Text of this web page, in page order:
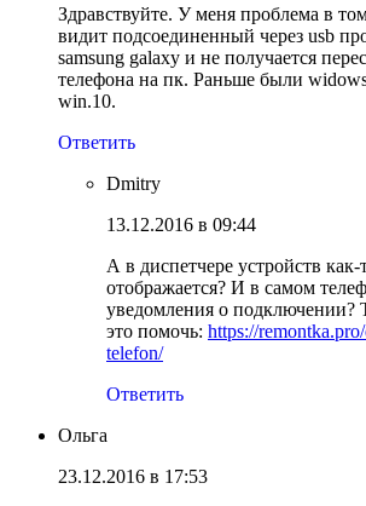
Здравствуйте. У меня проблема в
видит подсоединенный через usb
samsung galaxy и не получается
телефона на пк. Раньше были
win.10.
Ответить
Dmitry
13.12.2016 в 09:44
А в диспетчере устройств как-
отображается? И в самом
уведомления о подключении?
это помочь: https://
telefon/
Ответить
Ольга
23.12.2016 в 17:53